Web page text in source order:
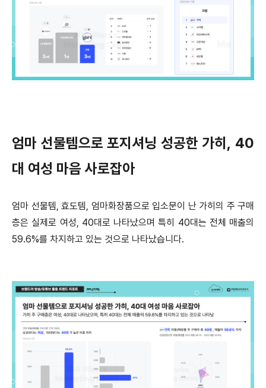
엄마 선물템으로 포지셔닝 성공한 가히, 40
대 여성 마음 사로잡아
엄마 선물템, 효도템, 엄마화장품으로 입소문이 난 가히의 주 구매
층은 실제로 여성, 40대로 나타났으며특히 40대는 전체 매출의
59.6%를 차지하고 있는 것으로 나타났습니다.